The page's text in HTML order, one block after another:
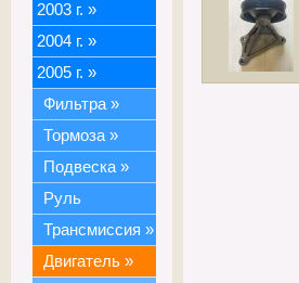
2003 г. »
2004 г. »
2005 г. »
Фильтра »
Тормоза »
Подвеска »
Руль
Трансмиссия »
Двигатель »